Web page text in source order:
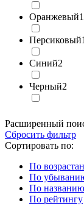
Оранжевый1
Персиковый1
Синий2
Черный2
Расширенный
Сбросить фильтр
Сортировать по:
По
По
По названию
По рейтингу